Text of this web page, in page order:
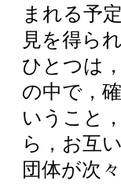
まれる予
見を得ら
ひとつは
の中で，
いうこと
ら，お互
団体が次